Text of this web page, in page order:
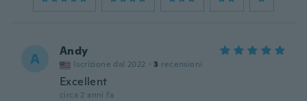
A Andy
Iscrizione dal 2022 · 3 recensioni
Excellent
circa 2 anni fa